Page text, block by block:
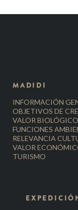
MADIDI
INFORMACIÓN
OBJETIVOS DE
VALOR BIOLÓGICO
FUNCIONES
RELEVANCIA
VALOR
TURISMO